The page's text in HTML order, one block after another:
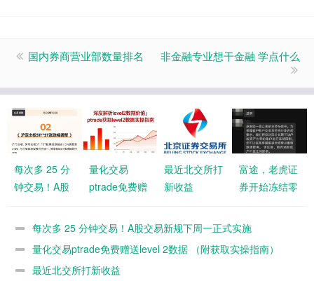
国内券商营业部数量排名 非金融专业想干金融 学点什么
每次多 25 分
钟交易！A股
一正式实施
量化交易
ptrade免费赠
（附获取实操
指南）
最近北交所打
新收益
富途，老虎证
券开始冻结零
动户，需要海
新激活
每次多 25 分钟交易！A股交易新规下周一正式实施
量化交易ptrade免费赠送level 2数据 （附获取实操指南）
最近北交所打新收益